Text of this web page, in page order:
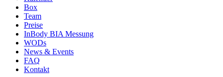
Box
Team
Preise
InBody BIA Messung
WODs
News & Events
FAQ
Kontakt